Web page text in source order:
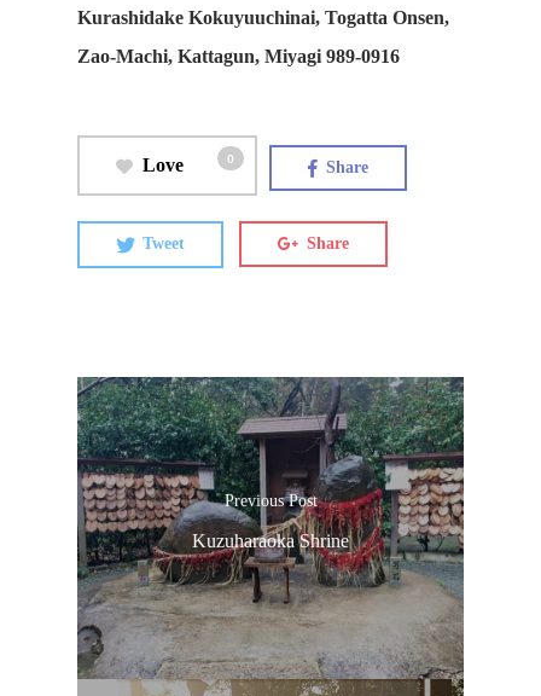
Kurashidake Kokuyuuchinai, Togatta Onsen,
Zao-Machi, Kattagun, Miyagi 989-0916
Love 0 Share
Tweet Share
Previous Post
Kuzuharaoka Shrine